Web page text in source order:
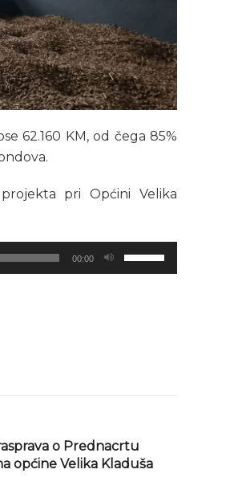
62.160 KM, od čega 85%
pri Općini Velika
00:00
Gore/Dole
o Prednacrtu
općine Velika Kladuša